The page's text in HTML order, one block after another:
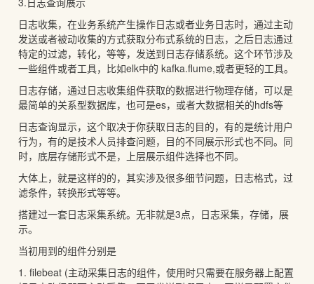
日志收集，在业务系统产生操作日志或者业务日志时，通过主动
发送或者被动收集的方式获取分布式系统的日志，之后日志通过
特定的过滤，转化，等等，发送到日志存储系统。这个环节涉及
一些组件或者工具，比如elk中的 kafka.flume,或者更轻的工具。
日志存储，通过日志收集组件获取的数据进行物理存储，可以是
最简单的关系型数据库，也可是es，或者大数据相关的hdfs等
日志查询显示，这个取决于你获取日志的目的，有的是统计用户
行为，有的是技术人员排查问题，目的不同展示形式也不同。同
时，底层存储形式不是，上层展示组件选择也不同。
大体上，就是这样的的，其实涉及很多细节问题，日志格式，过
滤条件，转换形式等等。
搭建过一套日志采集系统。无非就是3点，日志采集，存储，展
示。
当初用到的组件分别是
1. filebeat (主动采集日志的组件，使用时只需要在服务器上配置